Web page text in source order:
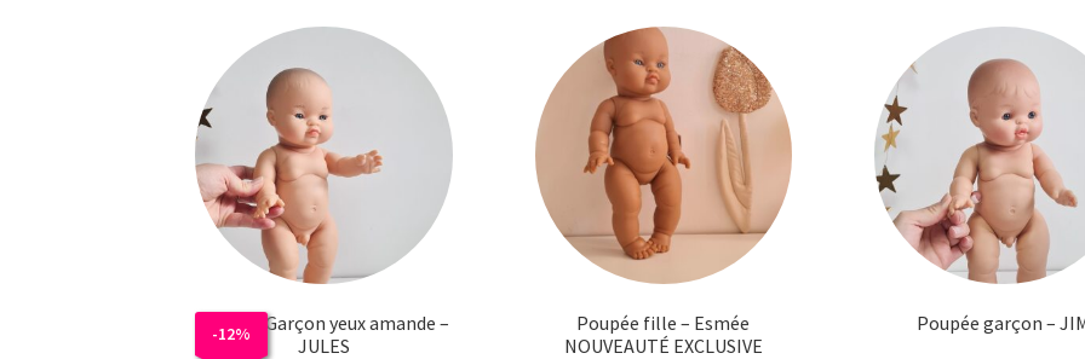
-12%
Poupée Garçon yeux amande –
JULES
Poupée fille – Esmée
NOUVEAUTÉ EXCLUSIVE
Poupée garçon –